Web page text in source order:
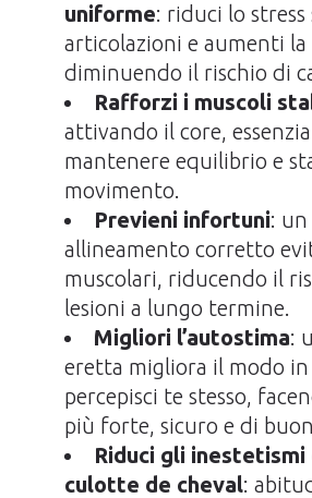
uniforme: riduci lo stress
articolazioni e aumenti la
diminuendo il rischio di
Rafforzi i muscoli
attivando il core,
mantenere equilibrio e
movimento.
Previeni infortuni: un
allineamento corretto
muscolari, riducendo il
lesioni a lungo termine.
Migliori l’autostima:
eretta migliora il modo in
percepisci te stesso,
più forte, sicuro e di
Riduci gli inestetismi
culotte de cheval: